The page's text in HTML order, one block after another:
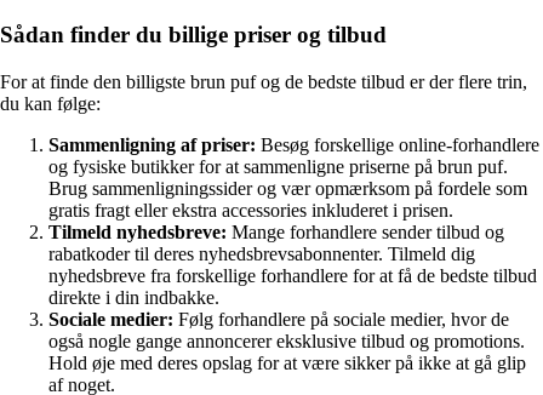
Sådan finder du billige priser og tilbud
For at finde den billigste brun puf og de bedste tilbud er der flere trin,
du kan følge:
Sammenligning af priser: Besøg forskellige online-forhandlere
og fysiske butikker for at sammenligne priserne på brun puf.
Brug sammenligningssider og vær opmærksom på fordele som
gratis fragt eller ekstra accessories inkluderet i prisen.
Tilmeld nyhedsbreve: Mange forhandlere sender tilbud og
rabatkoder til deres nyhedsbrevsabonnenter. Tilmeld dig
nyhedsbreve fra forskellige forhandlere for at få de bedste tilbud
direkte i din indbakke.
Sociale medier: Følg forhandlere på sociale medier, hvor de
også nogle gange annoncerer eksklusive tilbud og promotions.
Hold øje med deres opslag for at være sikker på ikke at gå glip
af noget.